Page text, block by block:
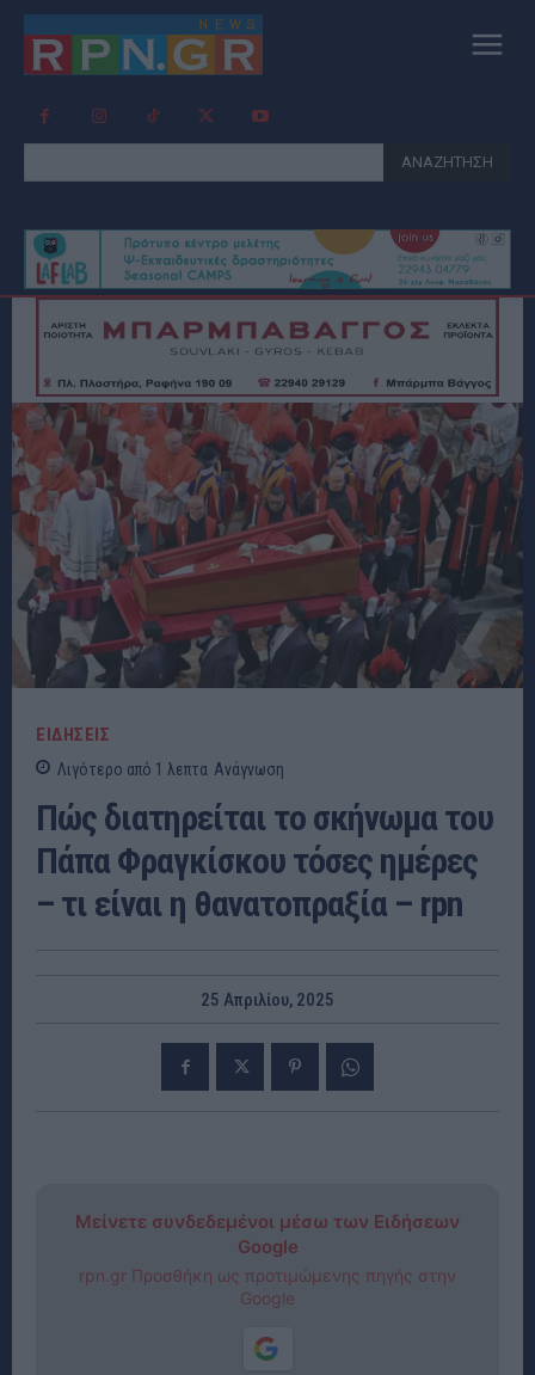
ΑΝΑΖΗΤΗΣΗ
ΕΙΔΗΣΕΙΣ
Λιγότερο από 1 λεπτα Ανάγνωση
Πώς διατηρείται το σκήνωμα του
Πάπα Φραγκίσκου τόσες ημέρες
– τι είναι η θανατοπραξία – rpn
25 Απριλίου, 2025
Μείνετε συνδεδεμένοι μέσω των Ειδήσεων
Google
rpn.gr Προσθήκη ως προτιμώμενης πηγής στην
Google